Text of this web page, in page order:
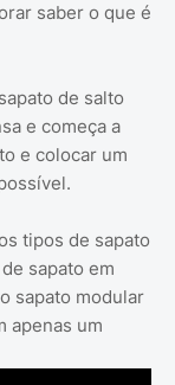
saber o que é
de salto
e começa a
e colocar um
tipos de sapato
sapato em
sapato modular
apenas um